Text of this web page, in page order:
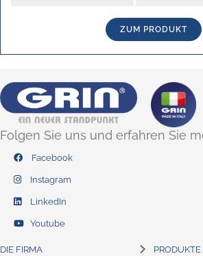
ZUM PRODUKT
Folgen Sie uns und erfahren Sie
Facebook
Instagram
LinkedIn
Youtube
DIE FIRMA PRODUKTE